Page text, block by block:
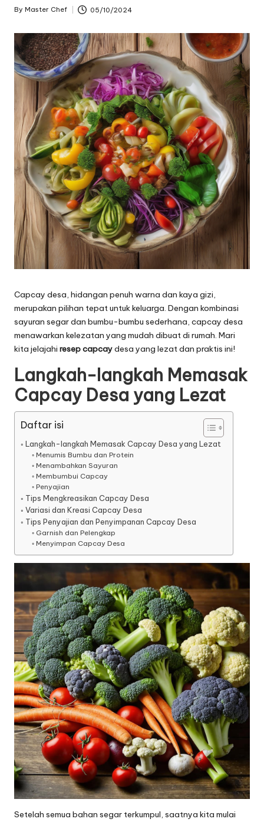
Posted
By Master Chef 05/10/2024
Capcay desa, hidangan penuh warna dan kaya gizi,
merupakan pilihan tepat untuk keluarga. Dengan kombinasi
sayuran segar dan bumbu-bumbu sederhana, capcay desa
menawarkan kelezatan yang mudah dibuat di rumah. Mari
kita jelajahi resep capcaydesa yang lezat dan praktis ini!
Langkah-langkah Memasak
Capcay Desa yang Lezat
Daftar isi
Langkah-langkah Memasak Capcay Desa yang Lezat
Menumis Bumbu dan Protein
Menambahkan Sayuran
Membumbui Capcay
Penyajian
Tips Mengkreasikan Capcay Desa
Variasi dan Kreasi Capcay Desa
Tips Penyajian dan Penyimpanan Capcay Desa
Garnish dan Pelengkap
Menyimpan Capcay Desa
Setelah semua bahan segar terkumpul, saatnya kita mulai